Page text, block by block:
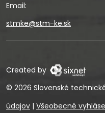
Email:
stmke@stm-ke.sk
Created by
© 2026 Slovenské
údajov | Všeobecné